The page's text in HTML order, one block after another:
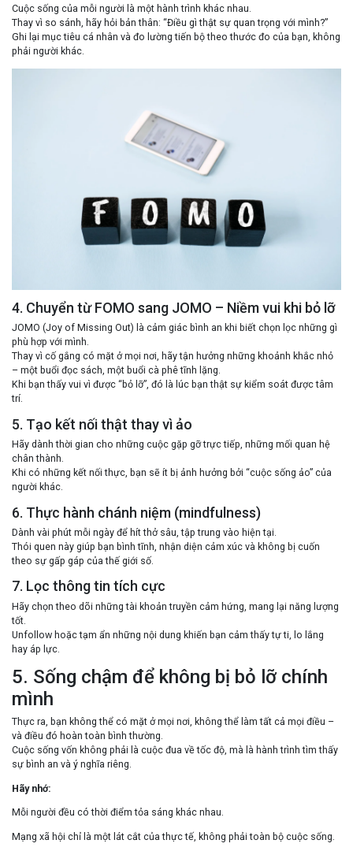
Cuộc sống của mỗi người là một hành trình khác nhau.
Thay vì so sánh, hãy hỏi bản thân: “Điều gì thật sự quan trọng với mình?”
Ghi lại mục tiêu cá nhân và đo lường tiến bộ theo thước đo của bạn, không
phải người khác.
4. Chuyển từ FOMO sang JOMO – Niềm vui khi bỏ lỡ
JOMO (Joy of Missing Out) là cảm giác bình an khi biết chọn lọc những gì
phù hợp với mình.
Thay vì cố gắng có mặt ở mọi nơi, hãy tận hưởng những khoảnh khắc nhỏ
– một buổi đọc sách, một buổi cà phê tĩnh lặng.
Khi bạn thấy vui vì được “bỏ lỡ”, đó là lúc bạn thật sự kiểm soát được tâm
trí.
5. Tạo kết nối thật thay vì ảo
Hãy dành thời gian cho những cuộc gặp gỡ trực tiếp, những mối quan hệ
chân thành.
Khi có những kết nối thực, bạn sẽ ít bị ảnh hưởng bởi “cuộc sống ảo” của
người khác.
6. Thực hành chánh niệm (mindfulness)
Dành vài phút mỗi ngày để hít thở sâu, tập trung vào hiện tại.
Thói quen này giúp bạn bình tĩnh, nhận diện cảm xúc và không bị cuốn
theo sự gấp gáp của thế giới số.
7. Lọc thông tin tích cực
Hãy chọn theo dõi những tài khoản truyền cảm hứng, mang lại năng lượng
tốt.
Unfollow hoặc tạm ẩn những nội dung khiến bạn cảm thấy tự ti, lo lắng
hay áp lực.
5. Sống chậm để không bị bỏ lỡ chính
mình
Thực ra, bạn không thể có mặt ở mọi nơi, không thể làm tất cả mọi điều –
và điều đó hoàn toàn bình thường.
Cuộc sống vốn không phải là cuộc đua về tốc độ, mà là hành trình tìm thấy
sự bình an và ý nghĩa riêng.
Hãy nhớ:
Mỗi người đều có thời điểm tỏa sáng khác nhau.
Mạng xã hội chỉ là một lát cắt của thực tế, không phải toàn bộ cuộc sống.